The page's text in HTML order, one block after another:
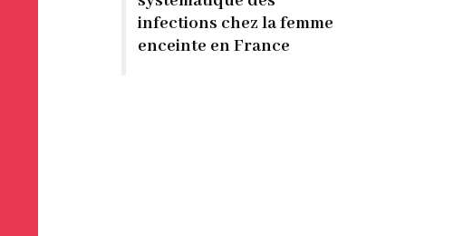
infections chez la femme
enceinte en France